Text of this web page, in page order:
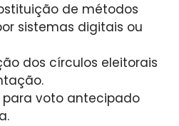
de métodos
sistemas digitais ou
dos círculos eleitorais
para voto antecipado